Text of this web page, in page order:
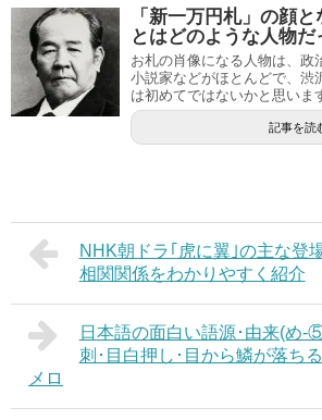
「新一万円札」の顔と
とはどのような人物だ
お札の肖像になる人物は、政
小説家などがほとんどで、渋
は初めてではないかと思いま
記事を読
NHK朝ドラ｢虎に翼｣の主な登
相関関係をわかりやすく紹介
日本語の面白い語源･由来(め-
刺･目白押し･目から鱗が落ち
メロ